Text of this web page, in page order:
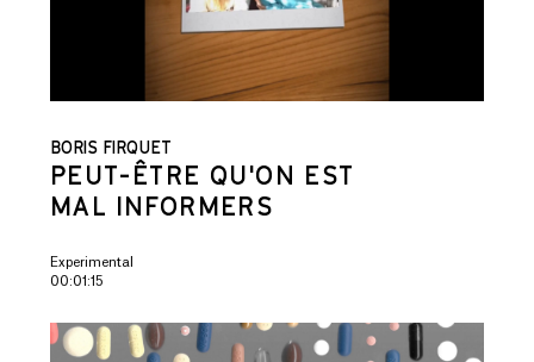
BORIS FIRQUET
PEUT-ÊTRE QU'ON EST
MAL INFORMERS
Experimental
00:01:15